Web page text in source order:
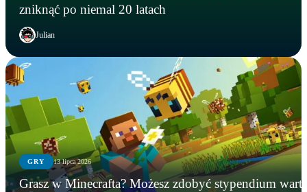
zniknąć po niemal 20 latach
Julian
GRY 13 lipca 2026
Grasz w Minecrafta? Możesz zdobyć stypendium warte
GRY
WIADOMOŚCI
GRY